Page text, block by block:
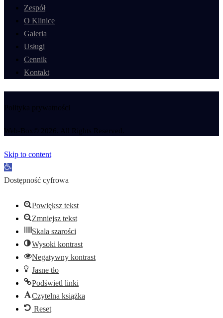
Zespół
O Klinice
Galeria
Usługi
Cennik
Kontakt
Polityka prywatności
Web-Box© 2026. All Rights Reserved.
Skip to content
Open toolbar
Dostępność cyfrowa
Powiększ tekst
Zmniejsz tekst
Skala szarości
Wysoki kontrast
Negatywny kontrast
Jasne tło
Podświetl linki
Czytelna książka
Reset